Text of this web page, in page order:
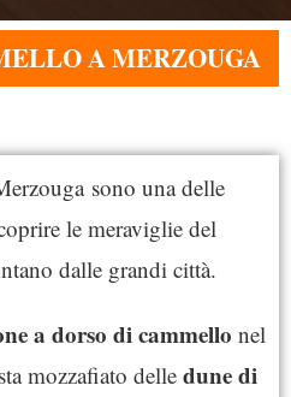
A MERZOUGA
sono una delle
le meraviglie del
dalle grandi città.
a dorso di cammello nel
mozzafiato delle dune di